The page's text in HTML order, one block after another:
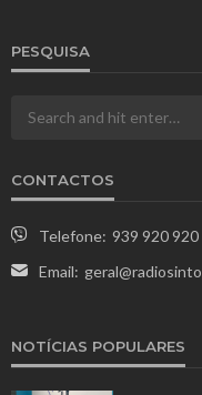
PESQUISA
CONTACTOS
Telefone: 939 920 920
Email:
NOTÍCIAS POPULARES